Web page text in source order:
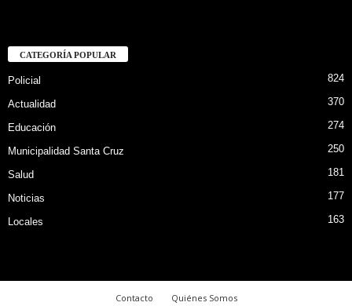
CATEGORÍA POPULAR
Policial 824
Actualidad 370
Educación 274
Municipalidad Santa Cruz 250
Salud 181
Noticias 177
Locales 163
Contacto Quiénes Somos